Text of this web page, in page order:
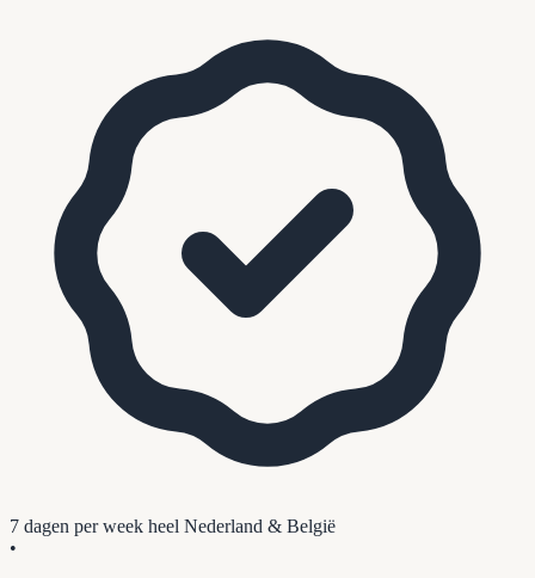
7 dagen per week heel Nederland & België
•